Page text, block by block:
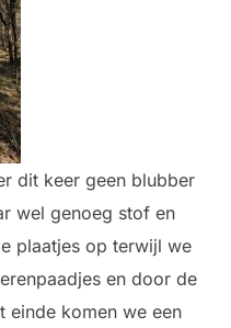
dit keer geen blubber
wel genoeg stof en
plaatjes op terwijl we
en door de
einde komen we een